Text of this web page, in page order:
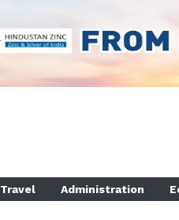
Travel Administration